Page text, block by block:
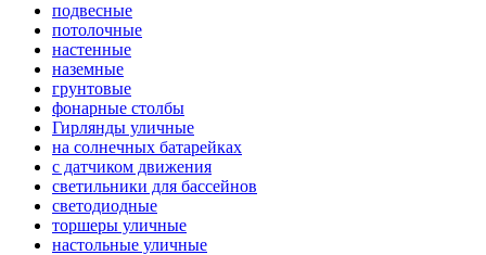
подвесные
потолочные
настенные
наземные
грунтовые
фонарные столбы
Гирлянды уличные
на солнечных батарейках
с датчиком движения
светильники для бассейнов
светодиодные
торшеры уличные
настольные уличные